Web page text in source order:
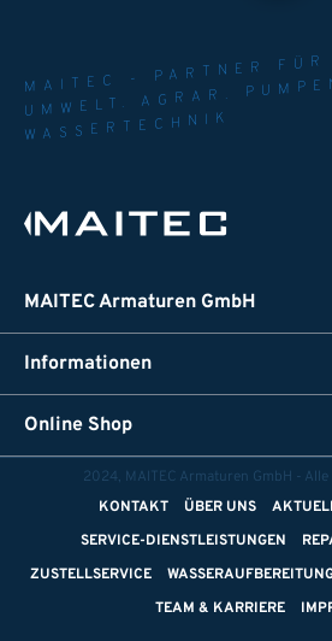
MAITEC - PARTNER
UMWELT. AGRAR.
WASSERTECHNIK
MAITEC Armaturen GmbH
Informationen
Online Shop
2024, MAITEC Armaturen GmbH -
KONTAKT
ÜBER UNS
SERVICE-DIENSTLEISTUNGEN
ZUSTELLSERVICE
TEAM & KARRIERE